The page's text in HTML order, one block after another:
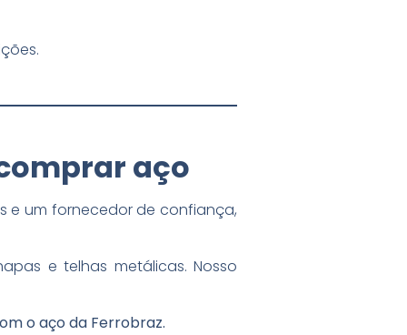
aço
e um fornecedor de confiança,
e telhas metálicas. Nosso
o aço da Ferrobraz.